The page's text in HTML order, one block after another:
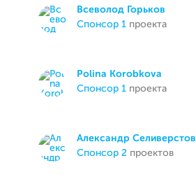
Всеволод Горьков
спонсор 1 проекта
Polina Korobkova
спонсор 1 проекта
Александр Селиверстов
спонсор 2 проектов